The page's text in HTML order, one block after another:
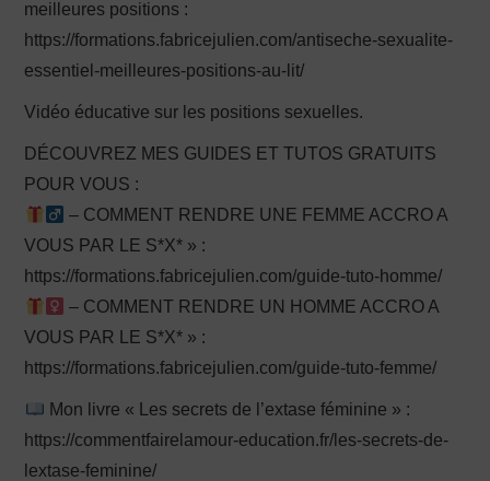
meilleures positions :
https://formations.fabricejulien.com/antiseche-sexualite-
essentiel-meilleures-positions-au-lit/
Vidéo éducative sur les positions sexuelles.
DÉCOUVREZ MES GUIDES ET TUTOS GRATUITS
POUR VOUS :
– COMMENT RENDRE UNE FEMME ACCRO A
VOUS PAR LE S*X* » :
https://formations.fabricejulien.com/guide-tuto-homme/
– COMMENT RENDRE UN HOMME ACCRO A
VOUS PAR LE S*X* » :
https://formations.fabricejulien.com/guide-tuto-femme/
Mon livre « Les secrets de l’extase féminine » :
https://commentfairelamour-education.fr/les-secrets-de-
lextase-feminine/